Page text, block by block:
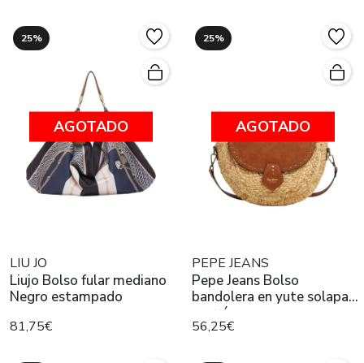
25%
AGOTADO
LIU JO
Liujo Bolso fular mediano
Negro estampado
81,75€
25%
AGOTADO
PEPE JEANS
Pepe Jeans Bolso
bandolera en yute solapa
marrón
56,25€